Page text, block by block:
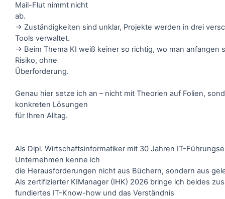
Mail-Flut nimmt nicht
ab.
→ Zuständigkeiten sind unklar, Projekte werden in drei
Tools verwaltet.
→ Beim Thema KI weiß keiner so richtig, wo man anfangen
Risiko, ohne
Überforderung.
Genau hier setze ich an – nicht mit Theorien auf Folien,
konkreten Lösungen
für Ihren Alltag.
Als Dipl. Wirtschaftsinformatiker mit 30 Jahren IT-
Unternehmen kenne ich
die Herausforderungen nicht aus Büchern, sondern aus
Als zertifizierter KIManager (IHK) 2026 bringe ich beides
fundiertes IT-Know-how und das Verständnis